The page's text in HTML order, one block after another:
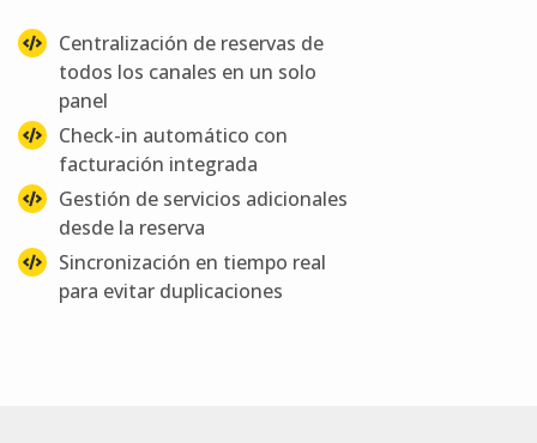
Centralización de reservas de
todos los canales en un solo
panel
Check-in automático con
facturación integrada
Gestión de servicios adicionales
desde la reserva
Sincronización en tiempo real
para evitar duplicaciones